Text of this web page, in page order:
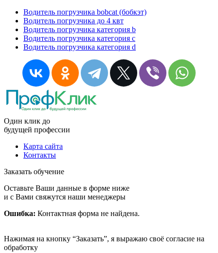
Водитель погрузчика bobcat (бобкэт)
Водитель погрузчика до 4 квт
Водитель погрузчика категория b
Водитель погрузчика категория c
Водитель погрузчика категория d
Один клик до
будущей профессии
Карта сайта
Контакты
Заказать обучение
Оставьте Ваши данные в форме ниже
и с Вами свяжутся наши менеджеры
Ошибка: Контактная форма не найдена.
Нажимая на кнопку “Заказать”, я выражаю своё согласие на
обработку